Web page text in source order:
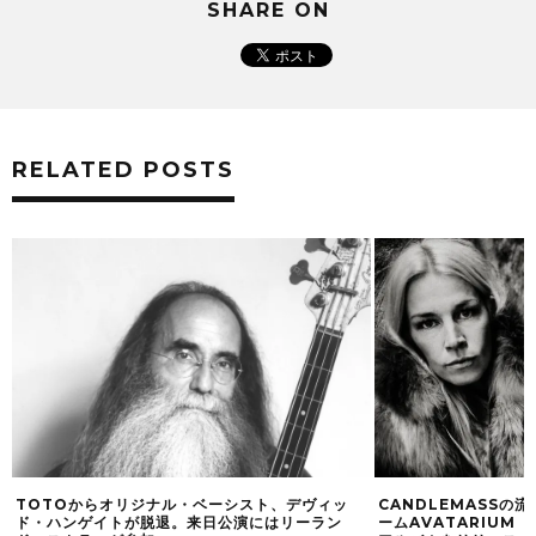
SHARE ON
RELATED POSTS
TOTOからオリジナル・ベーシスト、デヴィッ
ド・ハンゲイトが脱退。来日公演にはリーラン
CANDLEMASSの流
ームAVATARIUM（